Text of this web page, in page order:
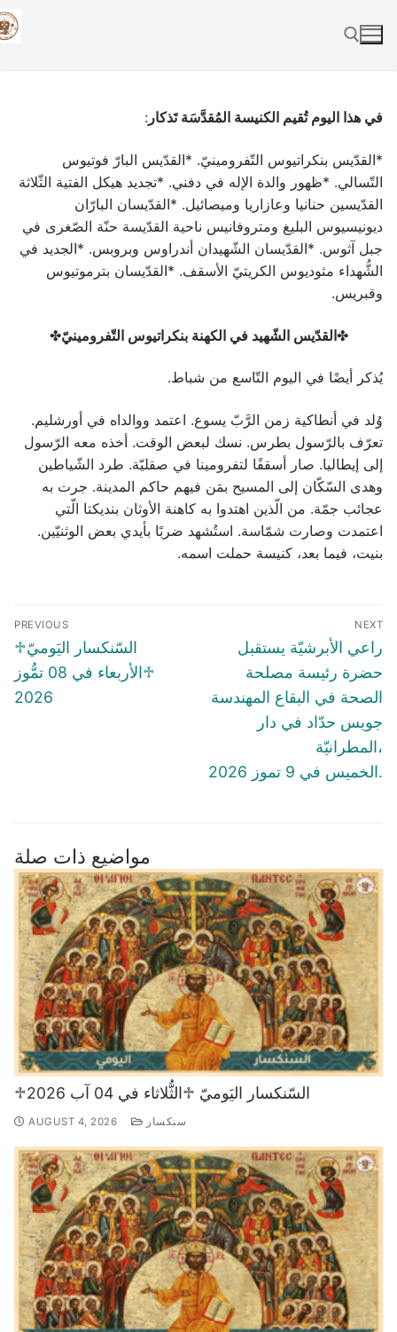
Skip
to
Search for:
في هذا اليوم تُقيم الكنيسة المُقدَّسَة تَذكار :
*القدّيس بنكراتيوس التّفرومينيّ. *القدّيس البارّ فوتيوس
التّسالي. *ظهور والدة الإله في دفني. *تجديد هيكل الفتية الثّلاثة
القدّيسين حنانيا وعازاريا وميصائيل. *القدّيسان البارّان
ديونيسيوس البليغ ومتروفانيس ناحية القدّيسة حنّة الصّغرى في
جبل آثوس. *القدّيسان الشّهيدان أندراوس وبروبس. *الجديد في
الشُّهداء مثوديوس الكريتيّ الأسقف. *القدّيسان بترموتيوس
وقبريس.
✤القدّيس الشّهيد في الكهنة بنكراتيوس التّفرومينيّ✤
يُذكر أيضًا في اليوم التّاسع من شباط.
وُلد في أنطاكية زمن الرَّبّ يسوع. اعتمد ووالداه في أورشليم.
تعرّف بالرّسول بطرس. نسك لبعض الوقت. أخذه معه الرّسول
إلى إيطاليا. صار أسقفًا لتفرومينا في صقليّة. طرد الشّياطين
وهدى السّكّان إلى المسيح بمَن فيهم حاكم المدينة. جرت به
عجائب جمّة. من الّذين اهتدوا به كاهنة الأوثان بنديكتا الّتي
اعتمدت وصارت شمّاسة. استُشهد ضربًا بأيدي بعض الوثنيّين.
بنيت، فيما بعد، كنيسة حملت اسمه.
Post
navigation
PREVIOUS
Previous
post:
♱السّنكسار اليَوميّ
♱الأربعاء في 08 تمُّوز
2026
NEXT
Next
post:
راعي الأبرشيّة يستقبل
حضرة رئيسة مصلحة
الصحة في البقاع المهندسة
جويس حدّاد في دار
المطرانيّة،
الخميس في 9 تموز 2026.
مواضيع ذات صلة
♱السّنكسار اليَوميّ ♱الثُّلاثاء في 04 آب 2026
AUGUST 4, 2026 سنكسار